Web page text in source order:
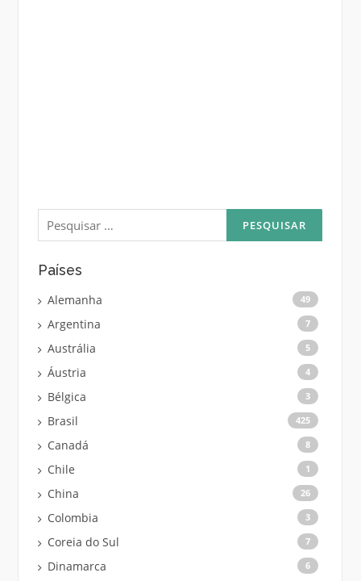
Pesquisar
por:
Países
Alemanha 49
Argentina 7
Austrália 5
Áustria 4
Bélgica 3
Brasil 425
Canadá 8
Chile 1
China 26
Colombia 3
Coreia do Sul 7
Dinamarca 6